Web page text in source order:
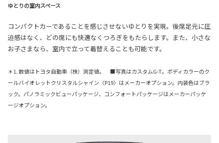
ゆとりの室内スペース
コンパクトカーであることを感じさせないゆとりを実現。後席足元に圧
迫感はなく、どの席にも快適なくつろぎをもたらします。また、小さな
お子さまなら、室内で立って着替えることも可能です。
＊1. 数値はトヨタ自動車（株）測定値。 ■写真はカスタムG-T。ボディカラーのク
ールバイオレットクリスタルシャイン〈P19〉はメーカーオプション。内装色はブラ
ック。パノラミックビューパッケージ、コンフォートパッケージはメーカーパッケ
ージオプション。